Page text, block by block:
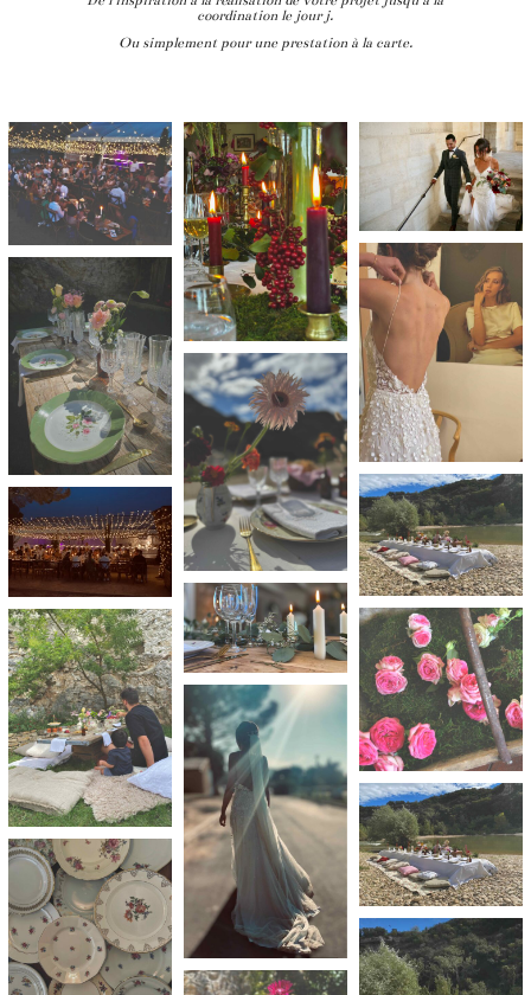
coordination le jour j.
Ou simplement pour une prestation à la carte.